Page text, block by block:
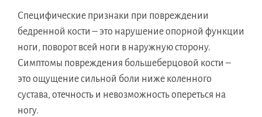
Специфические признаки при повреждении
бедренной кости – это нарушение опорной функции
ноги, поворот всей ноги в наружную сторону.
Симптомы повреждения большеберцовой кости –
это ощущение сильной боли ниже коленного
сустава, отечность и невозможность опереться на
ногу.